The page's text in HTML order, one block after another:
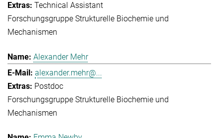
Technical Assistant
Forschungsgruppe Strukturelle Biochemie und
Mechanismen
Alexander Mehr
alexander.mehr@...
Postdoc
Forschungsgruppe Strukturelle Biochemie und
Mechanismen